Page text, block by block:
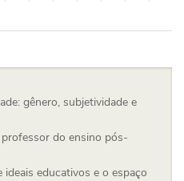
gênero, subjetividade e
do ensino pós-
educativos e o espaço